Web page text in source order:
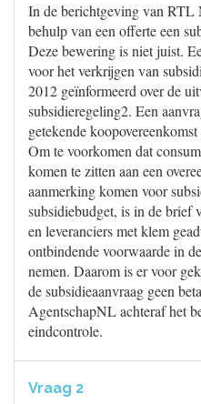
In de berichtgeving van RTL
behulp van een offerte een
Deze bewering is niet juist.
voor het verkrijgen van
2012 geïnformeerd over de
subsidieregeling2. Een
getekende
Om te voorkomen dat
komen te zitten aan een
aanmerking komen voor
subsidiebudget, is in de brief
en leveranciers met klem
ontbindende voorwaarde in
nemen. Daarom is er voor
de subsidieaanvraag geen
AgentschapNL achteraf het
eindcontrole.
Vraag 2